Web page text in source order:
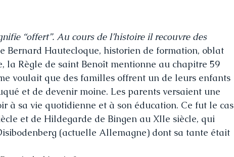
“offert”. Au cours de l’histoire il recouvre des
Bernard Hautecloque, historien de formation, oblat
la Règle de saint Benoît mentionne au chapitre 59
voulait que des familles offrent un de leurs enfants
et de devenir moine. Les parents versaient une
à sa vie quotidienne et à son éducation. Ce fut le cas
et de Hildegarde de Bingen au XIIe siècle, qui
(actuelle Allemagne) dont sa tante était